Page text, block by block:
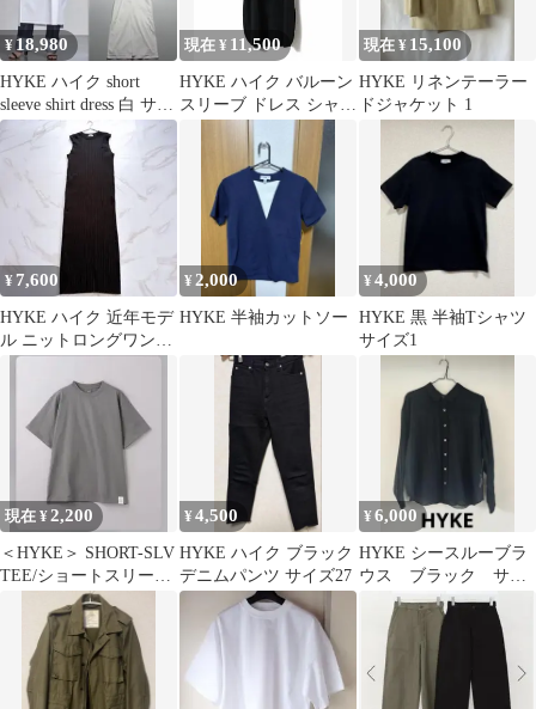
¥18,980
HYKE ハイク short
sleeve shirt dress 白 サイ
ズ2
現在 ¥ 11,500
HYKE ハイク バルーン
スリーブ ドレス シャツ
ワンピース 24ss
現在 ¥ 15,100
HYKE リネンテーラー
ドジャケット 1
¥ 7,600
HYKE ハイク 近年モデ
ル ニットロングワンピ
ース ノースリーブ ブラ
¥ 2,000
HYKE 半袖カットソー
¥4,000
HYKE 黒 半袖Tシャツ
サイズ1
現在 ¥2,200
＜HYKE＞ SHORT-SLV
TEE/ショートスリーブ
¥4,500
HYKE ハイク ブラック
デニムパンツ サイズ27
¥6,000
HYKE シースルーブラ
ウス ブラック サイ